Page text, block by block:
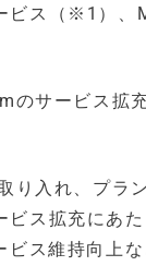
ビス（※1）
サービス拡
入れ、プラ
ス拡充にあ
ス維持向上